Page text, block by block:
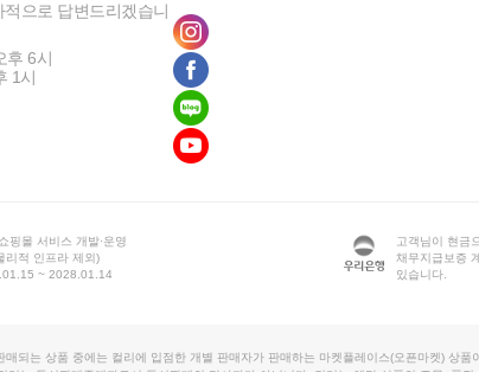
으로 답변드리겠습니
후 6시
1시
핑몰 서비스 개발·운영
리적 인프라 제외)
~ 2028.01.14
고객님이 현금
채무지급보증
있습니다.
매되는 상품 중에는 컬리에 입점한 개별 판매자가 판매하는 마켓플레이스(오픈마켓) 상품